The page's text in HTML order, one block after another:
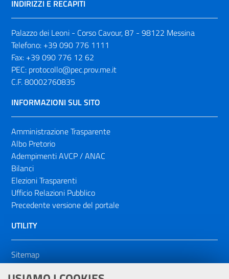
INDIRIZZI E RECAPITI
Palazzo dei Leoni - Corso Cavour, 87 - 98122 Messina
Telefono: +39 090 776 1111
Fax: +39 090 776 12 62
PEC: protocollo@pec.prov.me.it
C.F. 80002760835
INFORMAZIONI SUL SITO
Amministrazione Trasparente
Albo Pretorio
Adempimenti AVCP / ANAC
Bilanci
Elezioni Trasparenti
Ufficio Relazioni Pubblico
Precedente versione del portale
UTILITY
Sitemap
Dichiarazione di accessibilità